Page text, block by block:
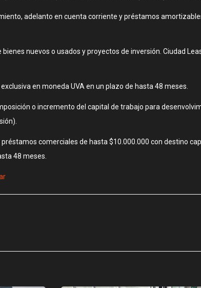
adelanto en cuenta corriente y préstamos
nuevos o usados y proyectos de inversión. Ciudad
en moneda UVA en un plazo de hasta 48 meses.
o incremento del capital de trabajo para
comerciales de hasta $10.000.000 con destino
48 meses.